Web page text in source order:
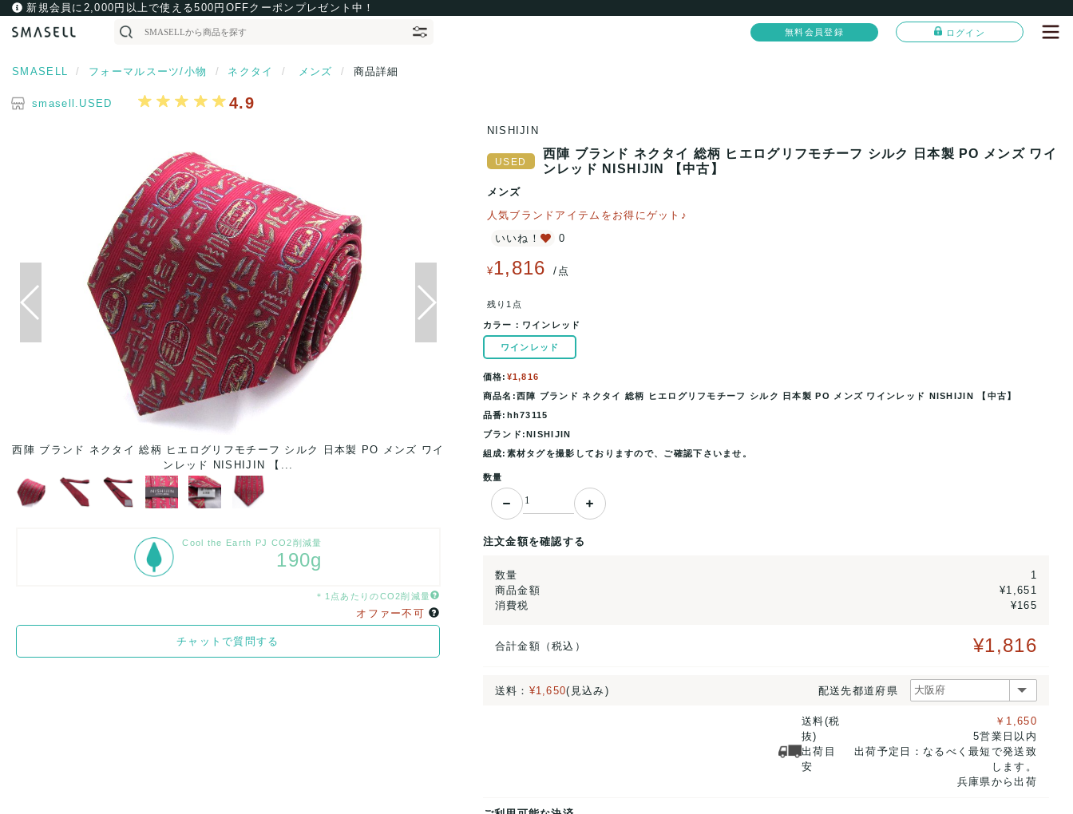
新規会員に2,000円以上で使える500円OFFクーポンプレゼント中！
無料会員登録 ログイン
SMASELL フォーマルスーツ/小物 ネクタイ メンズ 商品詳細
smasell.USED 4.9
西陣 ブランド ネクタイ 総柄 ヒエログリフモチーフ シルク 日本製 PO メンズ ワイ
ンレッド NISHIJIN 【...
西陣 ブランド ネクタイ 総柄 ヒエログリフモチーフ シルク 日本製 PO メンズ ワイ
Cool the Earth PJ CO2削減量
190g
＊1点あたりのCO2削減量
オファー不可
チャットで質問する
NISHIJIN
西陣 ブランド ネクタイ 総柄 ヒエログリフモチーフ シルク 日本製 PO メンズ ワイ
ンレッド NISHIJIN 【中古】
メンズ
人気ブランドアイテムをお得にゲット♪
いいね！
0
¥1,816 / 点
残り1点
カラー： ワインレッド
ワインレッド
価格: ¥1,816
商品名:西陣 ブランド ネクタイ 総柄 ヒエログリフモチーフ シルク 日本製 PO メンズ ワインレッド NISHIJIN 【中古】
品番:hh73115
ブランド:NISHIJIN
組成:素材タグを撮影しておりますので、ご確認下さいませ。
数量
注文金額を確認する
数量
1
商品金額
¥1,651
消費税
¥165
合計金額（税込） ¥1,816
送料： ¥1,650(見込み) 配送先都道府県
送料(税
抜)
出荷目
安
￥1,650
5営業日以内
出荷予定日：なるべく最短で発送致
します。
兵庫県から出荷